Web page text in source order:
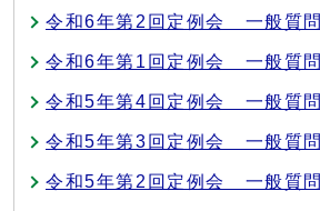
令和6年第2回定例会 一般質問
令和6年第1回定例会 一般質問
令和5年第4回定例会 一般質問
令和5年第3回定例会 一般質問
令和5年第2回定例会 一般質問